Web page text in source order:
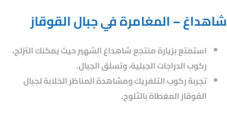
شاهداغ – المغامرة في جبال القوقاز
استمتع بزيارة منتجع شاهداغ الشهير حيث يمكنك التزلج،
ركوب الدراجات الجبلية، وتسلق الجبال.
تجربة ركوب التلفريك ومشاهدة المناظر الخلابة لجبال
القوقاز المغطاة بالثلوج.